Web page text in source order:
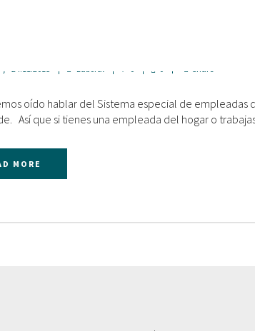
ESPECIAL DE EMPLEADAS
24.11.2015 Laboral 0 0 Share
oído hablar del Sistema especial de
Así que si tienes una empleada del hogar o
MORE